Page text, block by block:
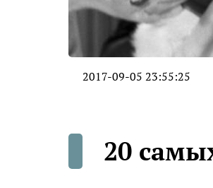
2017-09-05 23:55:25
20